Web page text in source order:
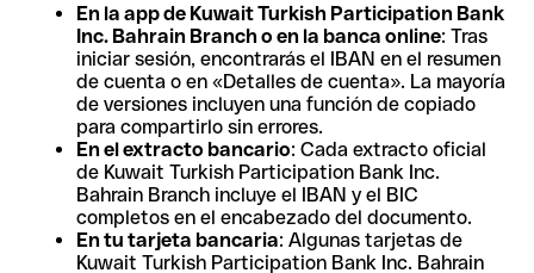
En la app de Kuwait Turkish Participation Bank
Inc. Bahrain Branch o en la banca online: Tras
iniciar sesión, encontrarás el IBAN en el resumen
de cuenta o en «Detalles de cuenta». La mayoría
de versiones incluyen una función de copiado
para compartirlo sin errores.
En el extracto bancario: Cada extracto oficial
de Kuwait Turkish Participation Bank Inc.
Bahrain Branch incluye el IBAN y el BIC
completos en el encabezado del documento.
En tu tarjeta bancaria: Algunas tarjetas de
Kuwait Turkish Participation Bank Inc. Bahrain